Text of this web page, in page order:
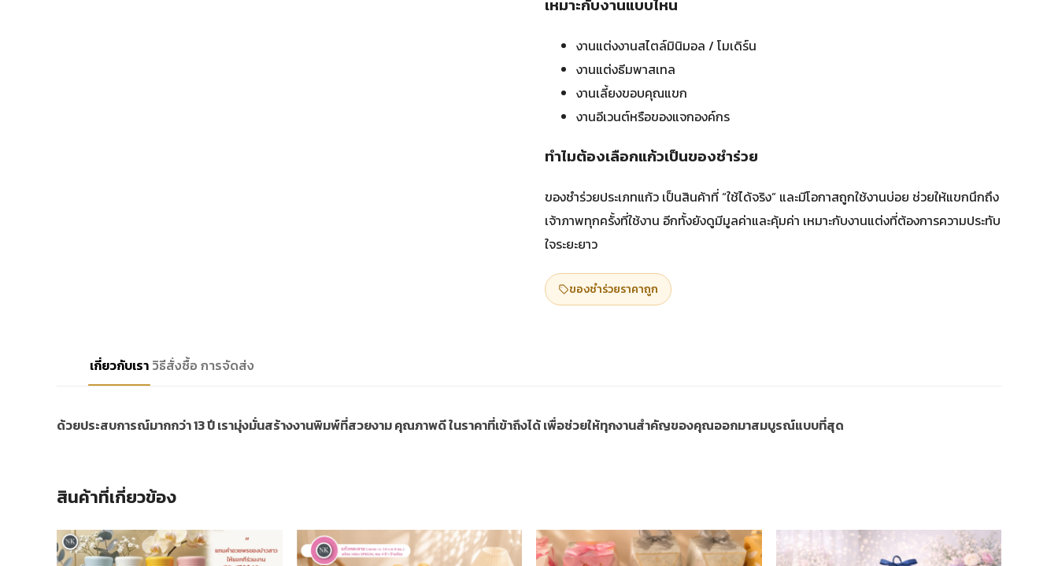
เหมาะกับงานแบบไหน
งานแต่งงานสไตล์มินิมอล / โมเดิร์น
งานแต่งธีมพาสเทล
งานเลี้ยงขอบคุณแขก
งานอีเวนต์หรือของแจกองค์กร
ทำไมต้องเลือกแก้วเป็นของชำร่วย
ของชำร่วยประเภทแก้ว เป็นสินค้าที่ “ใช้ได้จริง” และมีโอกาสถูกใช้งานบ่อย ช่วยให้แขกนึกถึง
เจ้าภาพทุกครั้งที่ใช้งาน อีกทั้งยังดูมีมูลค่าและคุ้มค่า เหมาะกับงานแต่งที่ต้องการความประทับ
ใจระยะยาว
ของชำร่วยราคาถูก
เกี่ยวกับเรา วิธีสั่งซื้อ การจัดส่ง
ด้วยประสบการณ์มากกว่า 13 ปี เรามุ่งมั่นสร้างงานพิมพ์ที่สวยงาม คุณภาพดี ในราคาที่เข้าถึงได้ เพื่อช่วยให้ทุกงานสำคัญของคุณออกมาสมบูรณ์แบบที่สุด
สินค้าที่เกี่ยวข้อง